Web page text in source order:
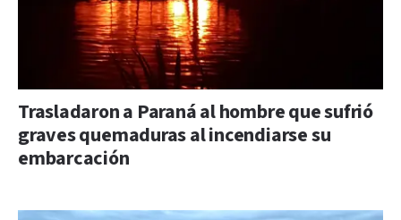
Trasladaron a Paraná al hombre que sufrió
graves quemaduras al incendiarse su
embarcación